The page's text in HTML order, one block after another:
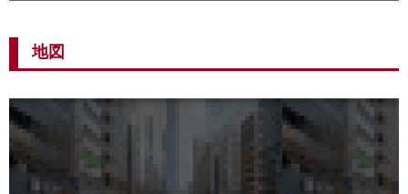
地図